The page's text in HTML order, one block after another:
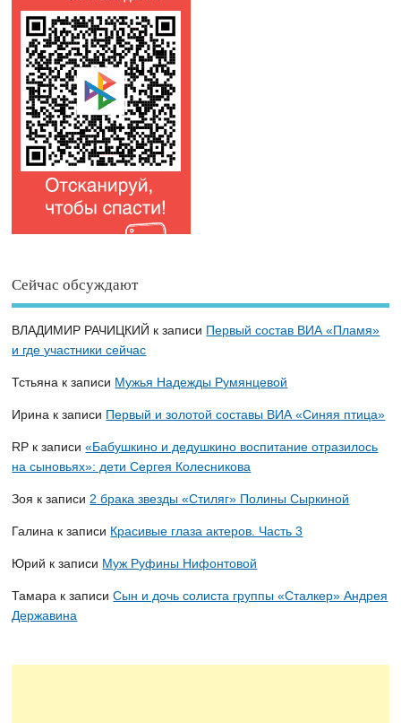
Сейчас обсуждают
ВЛАДИМИР РАЧИЦКИЙ к записи Первый состав ВИА «Пламя»
и где участники сейчас
Тстьяна к записи Мужья Надежды Румянцевой
Ирина к записи Первый и золотой составы ВИА «Синяя птица»
RP к записи«Бабушкино и дедушкино воспитание отразилось
на сыновьях»: дети Сергея Колесникова
Зоя к записи2 брака звезды «Стиляг» Полины Сыркиной
Галина к записи Красивые глаза актеров. Часть 3
Юрий к записи Муж Руфины Нифонтовой
Тамара к записиСын и дочь солиста группы «Сталкер» Андрея
Державина